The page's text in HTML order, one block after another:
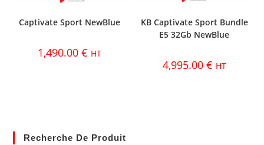
Captivate Sport NewBlue
1,490.00€ HT
KB Captivate Sport Bundle
E5 32Gb NewBlue
4,995.00 € HT
Recherche De Produit